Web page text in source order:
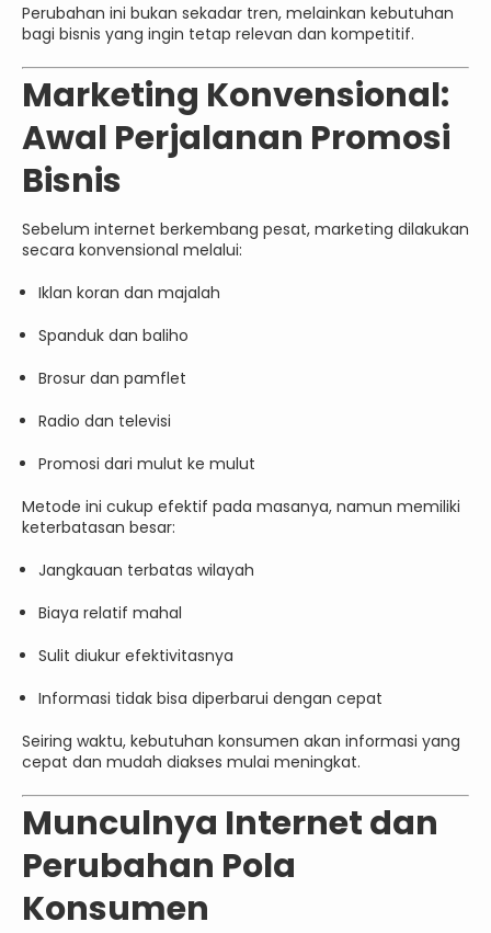
Perubahan ini bukan sekadar tren, melainkan kebutuhan
bagi bisnis yang ingin tetap relevan dan kompetitif.
Marketing Konvensional:
Awal Perjalanan Promosi
Bisnis
Sebelum internet berkembang pesat, marketing dilakukan
secara konvensional melalui:
Iklan koran dan majalah
Spanduk dan baliho
Brosur dan pamflet
Radio dan televisi
Promosi dari mulut ke mulut
Metode ini cukup efektif pada masanya, namun memiliki
keterbatasan besar:
Jangkauan terbatas wilayah
Biaya relatif mahal
Sulit diukur efektivitasnya
Informasi tidak bisa diperbarui dengan cepat
Seiring waktu, kebutuhan konsumen akan informasi yang
cepat dan mudah diakses mulai meningkat.
Munculnya Internet dan
Perubahan Pola
Konsumen